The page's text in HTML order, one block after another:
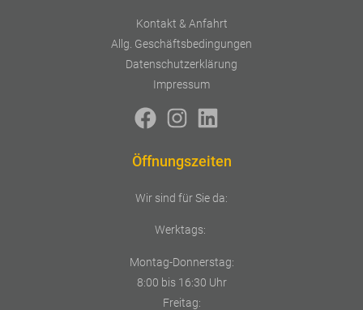
Kontakt & Anfahrt
Allg. Geschäftsbedingungen
Datenschutzerklärung
Impressum
Öffnungszeiten
Wir sind für Sie da:
Werktags:
Montag-Donnerstag:
8:00 bis 16:30 Uhr
Freitag: